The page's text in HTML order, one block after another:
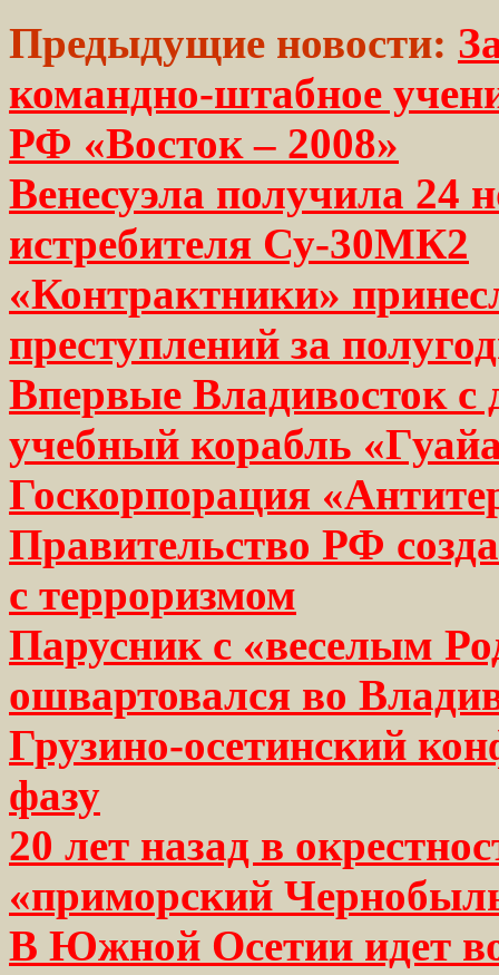
Предыдущие новости:
командно-штабное
РФ «Восток – 2008»
Венесуэла получила 24
истребителя Су-30МК2
«Контрактники»
преступлений за
Впервые Владивосток с
учебный корабль
Госкорпорация
Правительство РФ
с терроризмом
Парусник с «веселым
ошвартовался во
Грузино-осетинский
фазу
20 лет назад в
«приморский
В Южной Осетии идет